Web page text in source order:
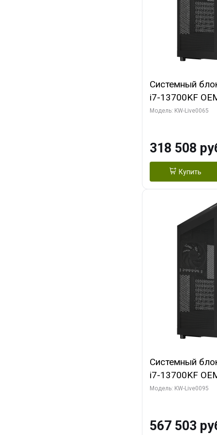
Системный
i7-13700KF
7, C16 8EC/
2/ 1 ТБ SSD)
Модель: KW-Live0065
318 508
Купить
Системный
i7-13700KF
7, C16 8EC/
Turbo/ 512 ГБ
Модель: KW-Live0095
567 503